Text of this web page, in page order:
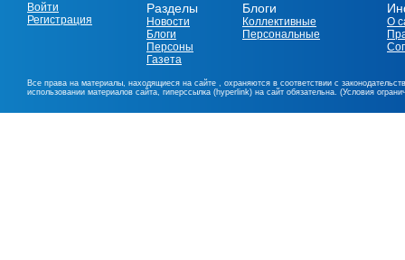
Войти
Регистрация
Разделы
Новости
Блоги
Персоны
Газета
Блоги
Коллективные
Персональные
О
Все права на материалы, находящиеся на сайте , охраняются в соответствии с
использовании материалов сайта, гиперссылка (hyperlink) на сайт обязательна. (Условия